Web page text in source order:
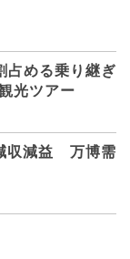
占める乗り継ぎ
光ツアー
収減益 万博需